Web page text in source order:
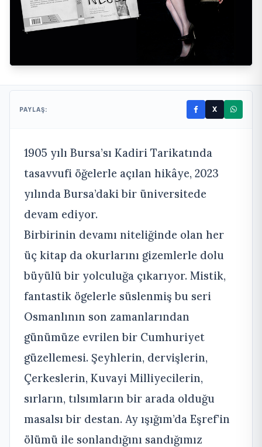
PAYLAŞ: X
1905 yılı Bursa’sı Kadiri Tarikatında
tasavvufi öğelerle açılan hikâye, 2023
yılında Bursa’daki bir üniversitede
devam ediyor.
Birbirinin devamı niteliğinde olan her
üç kitap da okurlarını gizemlerle dolu
büyülü bir yolculuğa çıkarıyor. Mistik,
fantastik ögelerle süslenmiş bu seri
Osmanlının son zamanlarından
günümüze evrilen bir Cumhuriyet
güzellemesi. Şeyhlerin, dervişlerin,
Çerkeslerin, Kuvayi Milliyecilerin,
sırların, tılsımların bir arada olduğu
masalsı bir destan. Ay ışığım’da Eşref’in
ölümü ile sonlandığını sandığımız